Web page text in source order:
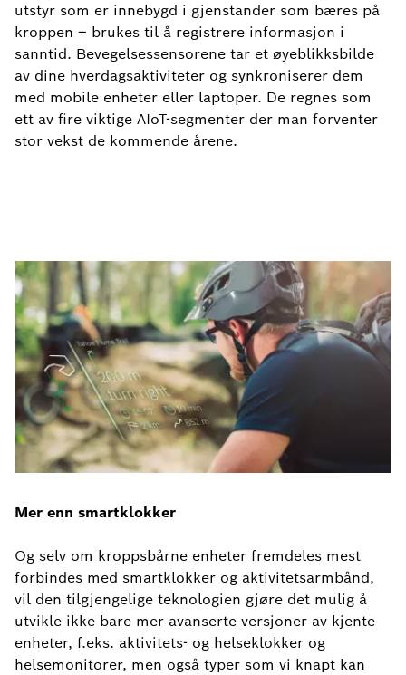
utstyr som er innebygd i gjenstander som bæres på
kroppen – brukes til å registrere informasjon i
sanntid. Bevegelsessensorene tar et øyeblikksbilde
av dine hverdagsaktiviteter og synkroniserer dem
med mobile enheter eller laptoper. De regnes som
ett av fire viktige AIoT-segmenter der man forventer
stor vekst de kommende årene.
Mer enn smartklokker
Og selv om kroppsbårne enheter fremdeles mest
forbindes med smartklokker og aktivitetsarmbånd,
vil den tilgjengelige teknologien gjøre det mulig å
utvikle ikke bare mer avanserte versjoner av kjente
enheter, f.eks. aktivitets- og helseklokker og
helsemonitorer, men også typer som vi knapt kan